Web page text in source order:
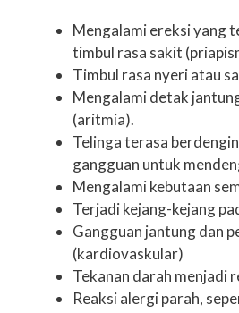
Mengalami ereksi yang
timbul rasa sakit
Timbul rasa nyeri atau
Mengalami detak
(aritmia).
Telinga terasa
gangguan untuk
Mengalami kebutaan
Terjadi kejang-kejang
Gangguan jantung dan
(kardiovaskular)
Tekanan darah menjadi
Reaksi alergi parah,